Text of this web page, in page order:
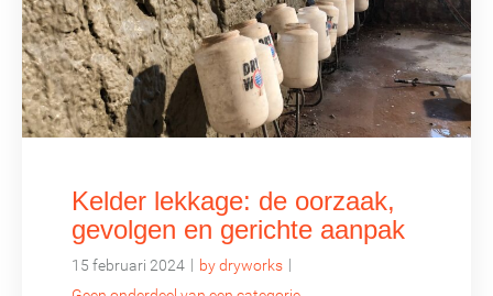
Kelder lekkage: de oorzaak,
gevolgen en gerichte aanpak
15 februari 2024 | by dryworks |